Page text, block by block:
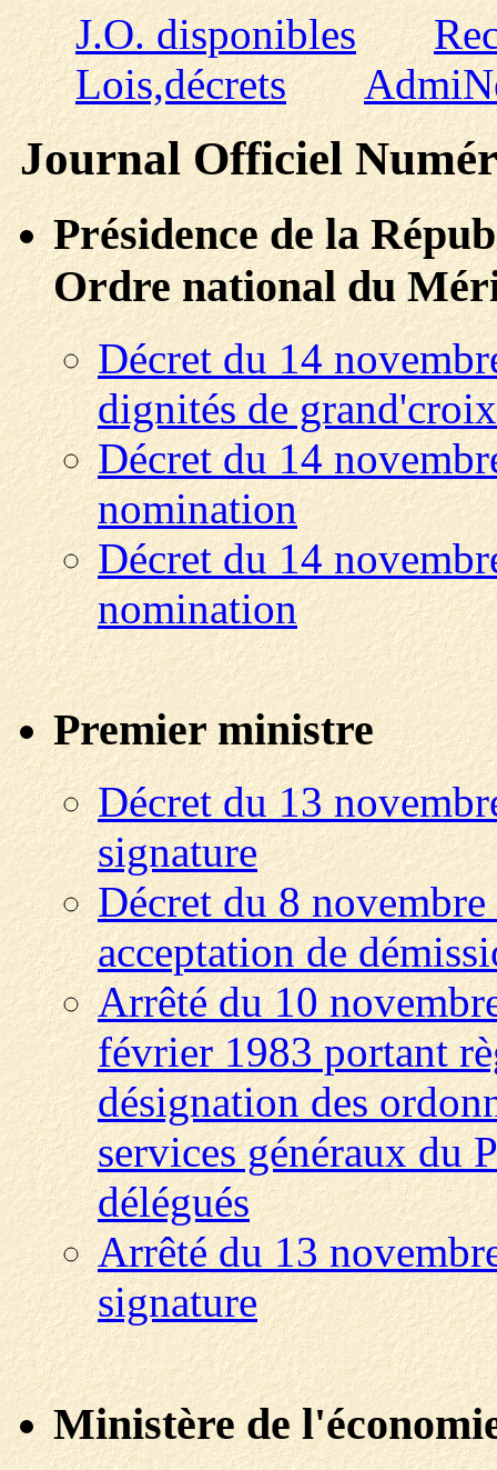
J.O. disponibles
Lois,décrets
Journal Officiel
Présidence de la
Ordre national du
Décret du 14
dignités de
Décret du 14
nomination
Décret du 14
nomination
Premier ministre
Décret du 13
signature
Décret du 8
acceptation de
Arrêté du 10
février 1983 portant
désignation des
services généraux du
délégués
Arrêté du 13
signature
Ministère de